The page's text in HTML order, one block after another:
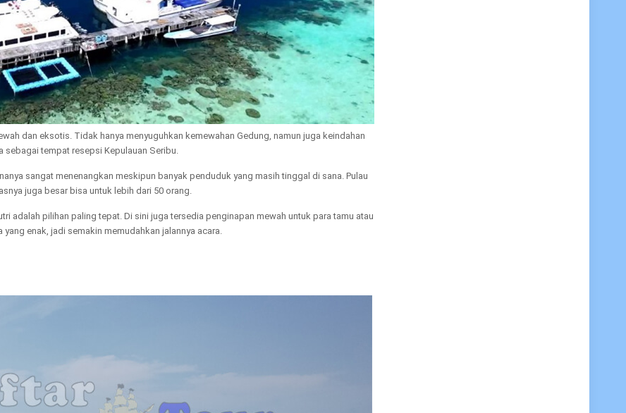
dan eksotis. Tidak hanya menyuguhkan kemewahan Gedung, namun juga keindahan
sebagai tempat resepsi Kepulauan Seribu.
sangat menenangkan meskipun banyak penduduk yang masih tinggal di sana. Pulau
juga besar bisa untuk lebih dari 50 orang.
adalah pilihan paling tepat. Di sini juga tersedia penginapan mewah untuk para tamu atau
enak, jadi semakin memudahkan jalannya acara.